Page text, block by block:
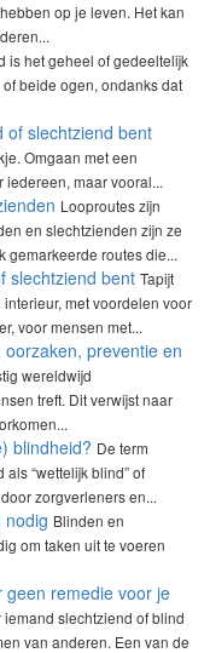
op je leven. Het kan
is het geheel of gedeeltelijk
beide ogen, ondanks dat
of slechtziend bent
Omgaan met een
maar vooral...
Looproutes zijn
en slechtzienden zijn ze
gemarkeerde routes die...
slechtziend bent Tapijt
met voordelen voor
voor mensen met...
preventie en
wereldwijd
treft. Dit verwijst naar
blindheid? De term
“wettelijk blind” of
zorgverleners en...
nodig Blinden en
om taken uit te voeren
geen remedie voor je
iemand slechtziend of blind
van anderen. Een van de